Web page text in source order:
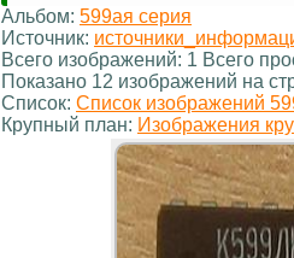
Альбом: 599ая серия
Источник:
Всего изображений: 1 Всего
Показано 12 изображений на
Список: Список изображений
Крупный план: Изображения